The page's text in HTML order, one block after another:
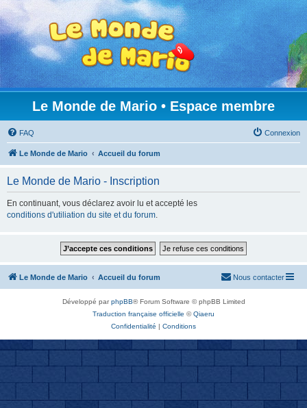
Le Monde de Mario • Espace membre
FAQ Connexion
Le Monde de Mario Accueil du forum
Le Monde de Mario - Inscription
En continuant, vous déclarez avoir lu et accepté les
conditions d'utiliation du site et du forum.
Le Monde de Mario Accueil du forum Nous contacter
Développé parphpBB® Forum Software © phpBB Limited
Traduction française officielle ©Qiaeru
Confidentialité | Conditions